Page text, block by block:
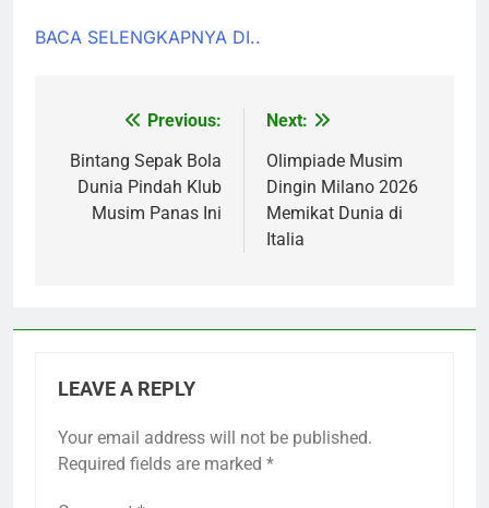
BACA SELENGKAPNYA DI..
navigation
Previous:
Bintang Sepak Bola
Dunia Pindah Klub
Musim Panas Ini
Next:
Olimpiade Musim
Dingin Milano 2026
Memikat Dunia di
Italia
LEAVE A REPLY
Your email address will not be published.
Required fields are marked *